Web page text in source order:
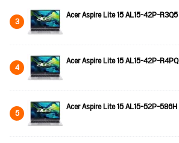
3 Acer Aspire Lite 15 AL15-42P-R3Q5
4 Acer Aspire Lite 15 AL15-42P-R4PQ
5 Acer Aspire Lite 15 AL15-52P-586H